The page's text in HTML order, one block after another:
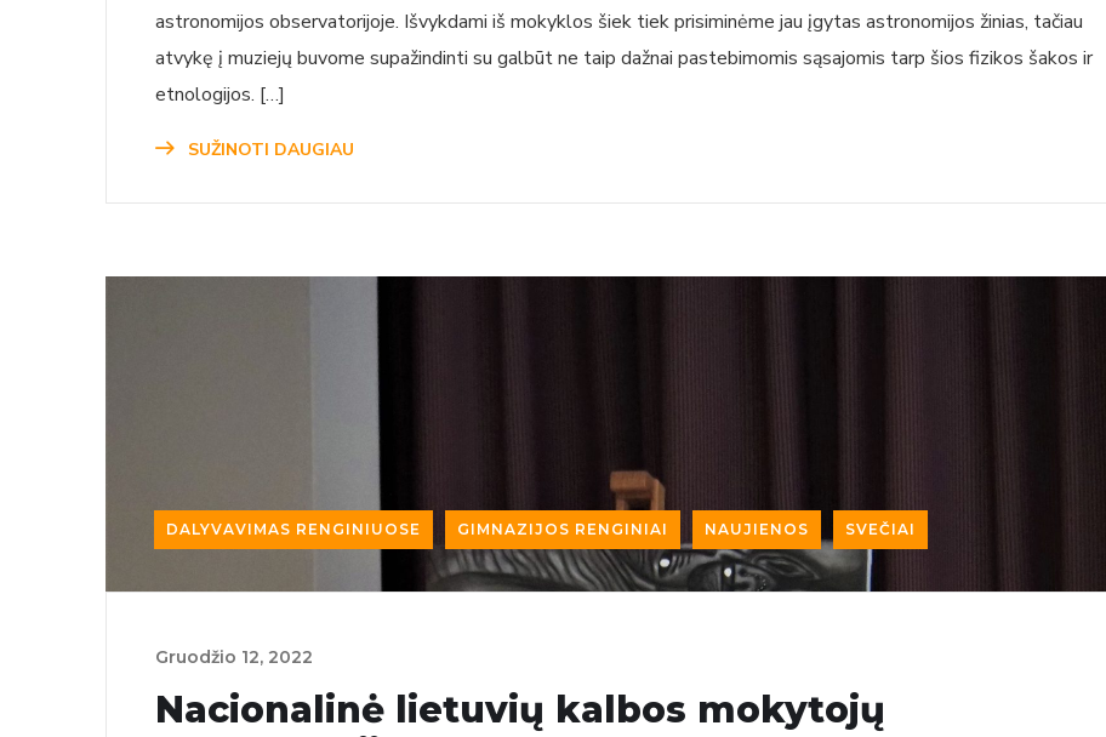
astronomijos observatorijoje. Išvykdami iš mokyklos šiek tiek prisiminėme jau įgytas astronomijos žinias, tačiau
atvykę į muziejų buvome supažindinti su galbūt ne taip dažnai pastebimomis sąsajomis tarp šios fizikos šakos ir
etnologijos. […]
SUŽINOTI DAUGIAU
DALYVAVIMAS RENGINIUOSE GIMNAZIJOS RENGINIAI NAUJIENOS SVEČIAI
Gruodžio‏‏‎ ‎12‎‎‏‏‎, 2022
Nacionalinė lietuvių kalbos mokytojų